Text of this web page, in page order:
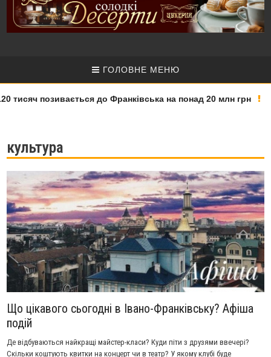
ГОЛОВНЕ МЕНЮ
тисяч позивається до Франківська на понад 20 млн грн
культура
Що цікавого сьогодні в Івано-Франківську? Афіша
подій
Де відбуваються найкращі майстер-класи? Куди піти з друзями ввечері?
Скільки коштують квитки на концерт чи в театр? У якому клубі буде